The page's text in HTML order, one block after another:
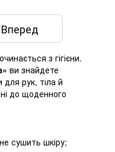
Вперед
з гігієни.
ви знайдете
для рук, тіла й
до щоденного
сушить шкіру;